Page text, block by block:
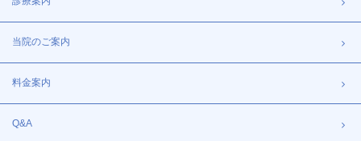
当院のご案内
料金案内
Q&A